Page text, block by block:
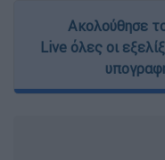
Ακολούθησε
Live όλες οι